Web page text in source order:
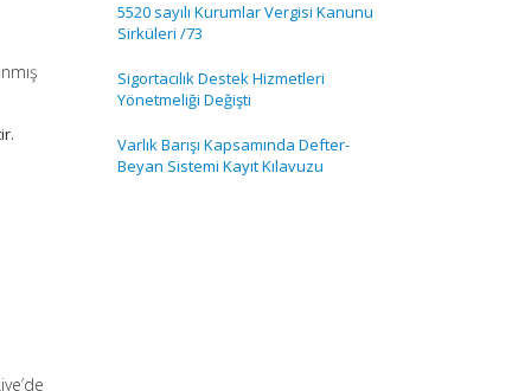
5520 sayılı Kurumlar Vergisi Kanunu
Sirküleri /73
Sigortacılık Destek Hizmetleri
Yönetmeliği Değişti
Varlık Barışı Kapsamında Defter-
Beyan Sistemi Kayıt Kılavuzu